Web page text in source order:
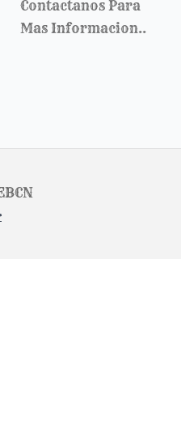
Contactanos Para
Mas Informacion..